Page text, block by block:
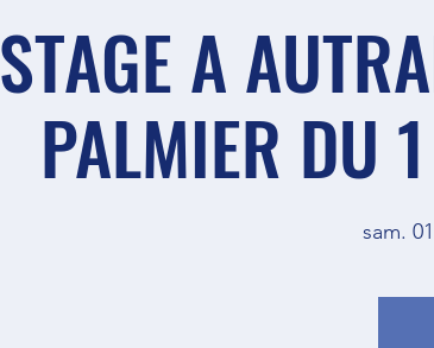
STAGE A
PALMIER DU
sam.